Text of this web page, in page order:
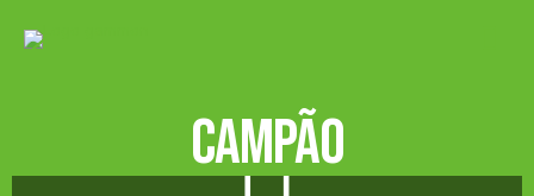
Campão